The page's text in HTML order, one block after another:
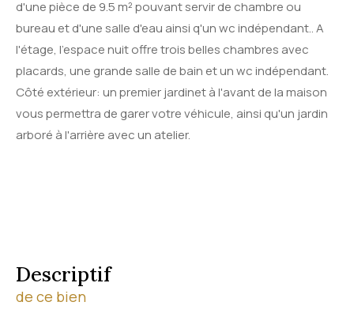
d'une pièce de 9.5 m² pouvant servir de chambre ou
bureau et d'une salle d'eau ainsi q'un wc indépendant.. A
l'étage, l'espace nuit offre trois belles chambres avec
placards, une grande salle de bain et un wc indépendant.
Côté extérieur: un premier jardinet à l'avant de la maison
vous permettra de garer votre véhicule, ainsi qu'un jardin
arboré à l'arrière avec un atelier.
descriptif
de ce bien